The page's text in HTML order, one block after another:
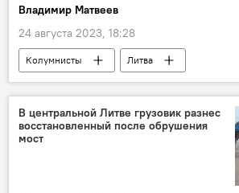
Владимир Матвеев
24 августа 2023, 18:28
Колумнисты
Литва
Гитанас Науседа
Владимир Зеленский
В центральной Литве грузовик разнес
восстановленный после обрушения
мост